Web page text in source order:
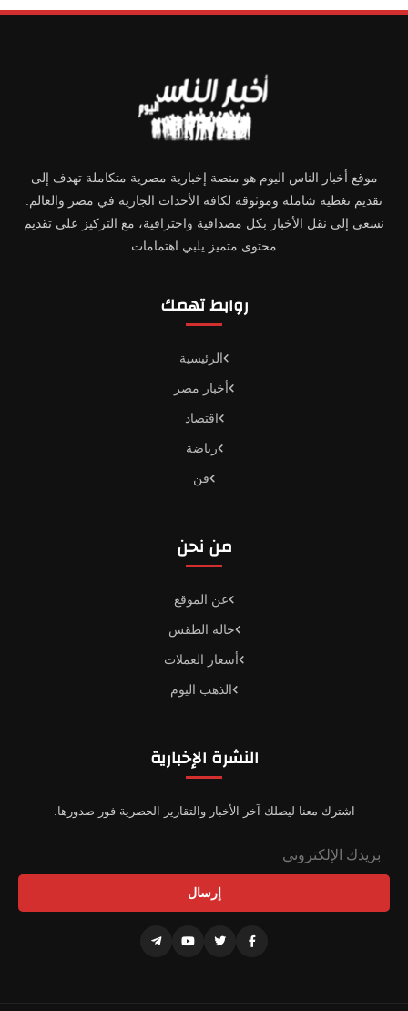
موقع أخبار الناس اليوم هو منصة إخبارية مصرية متكاملة تهدف إلى
تقديم تغطية شاملة وموثوقة لكافة الأحداث الجارية في مصر والعالم.
نسعى إلى نقل الأخبار بكل مصداقية واحترافية، مع التركيز على تقديم
محتوى متميز يلبي اهتمامات
روابط تهمك
الرئيسية
أخبار مصر
اقتصاد
رياضة
فن
من نحن
عن الموقع
حالة الطقس
أسعار العملات
الذهب اليوم
النشرة الإخبارية
اشترك معنا ليصلك آخر الأخبار والتقارير الحصرية فور صدورها.
إرسال